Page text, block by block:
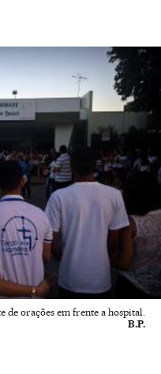
de orações em frente a hospital.
B.P.